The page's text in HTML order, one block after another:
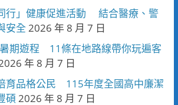
行」健康促進活動 結合醫療、警
安全 2026 年 8 月 7 日
期遊程 11條在地路線帶你玩遍客
年 8 月 7 日
育品格公民 115年度全國高中廉潔
碩 2026 年 8 月 7 日